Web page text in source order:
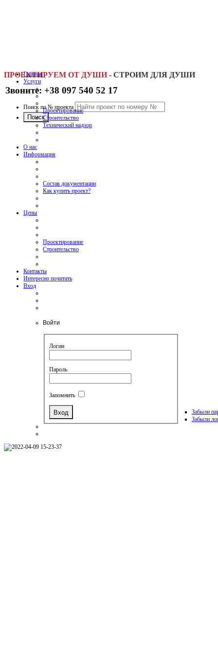
ПРОЕКТИРУЕМ ОТ ДУШИ - СТРОИМ ДЛЯ ДУШИ
Звоните: +38 097 540 52 17
Поиск по № проекта
Главная
Услуги
Проектирование
Строительство
Технический надзор
О нас
Информация
Состав документации
Как купить проект?
Цены
Проектирование
Строительство
Контакты
Интересно почитать
Вход
Войти
Логин
Пароль
Запомнить
Забыли
Забыли